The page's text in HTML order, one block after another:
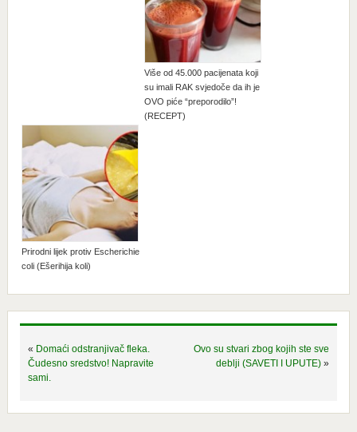
Više od 45.000 pacijenata koji
su imali RAK svjedoče da ih je
OVO piće “preporodilo”!
(RECEPT)
Prirodni lijek protiv Escherichie
coli (Ešerihija koli)
« Domaći odstranjivač fleka.
Čudesno sredstvo! Napravite
sami.
Ovo su stvari zbog kojih ste sve
deblji (SAVETI I UPUTE) »